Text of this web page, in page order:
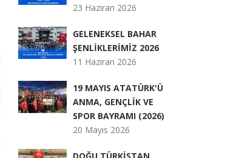
23 Haziran 2026
GELENEKSEL BAHAR
ŞENLİKLERİMİZ 2026
11 Haziran 2026
19 MAYIS ATATÜRK'Ü
ANMA, GENÇLİK VE
SPOR BAYRAMI (2026)
20 Mayıs 2026